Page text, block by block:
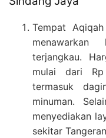
Tempat
terjangkau.
mulai dari
termasuk
minuman.
menyediakan
sekitar